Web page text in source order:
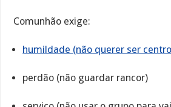
Comunhão exige:
humildade (não querer ser
perdão (não guardar rancor)